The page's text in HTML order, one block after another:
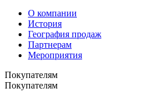
О компании
История
География продаж
Партнерам
Мероприятия
Покупателям
Покупателям